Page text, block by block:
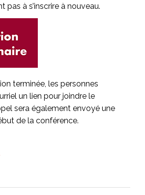
pas à s’inscrire à nouveau.
terminée, les personnes
un lien pour joindre le
sera également envoyé une
de la conférence.